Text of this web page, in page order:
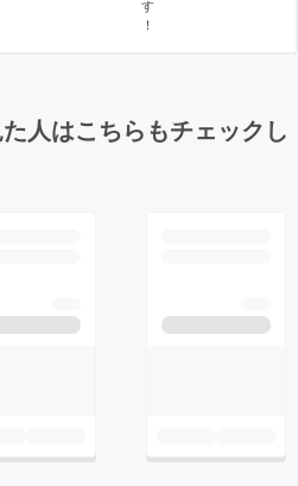
す
！
人はこちらもチェックし